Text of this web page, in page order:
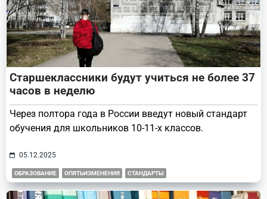
Старшеклассники будут учиться не более 37
часов в неделю
Через полтора года в России введут новый стандарт
обучения для школьников 10-11-х классов.
05.12.2025
ОБРАЗОВАНИЕ ОПЯТЬИЗМЕНЕНИЯ СТАНДАРТЫ